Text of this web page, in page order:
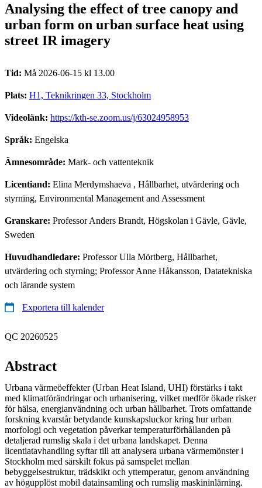
Analysing the effect of tree canopy and
urban form on urban surface heat using
street IR imagery
Tid: Må 2026-06-15 kl 13.00
Plats: H1, Teknikringen 33, Stockholm
Videolänk: https://kth-se.zoom.us/j/63024958953
Språk: Engelska
Ämnesområde: Mark- och vattenteknik
Licentiand: Elina Merdymshaeva , Hållbarhet, utvärdering och
styrning, Environmental Management and Assessment
Granskare: Professor Anders Brandt, Högskolan i Gävle, Gävle,
Sweden
Huvudhandledare: Professor Ulla Mörtberg, Hållbarhet,
utvärdering och styrning; Professor Anne Håkansson, Datatekniska
och lärande system
Exportera till kalender
QC 20260525
Abstract
Urbana värmeöeffekter (Urban Heat Island, UHI) förstärks i takt
med klimatförändringar och urbanisering, vilket medför ökade risker
för hälsa, energianvändning och urban hållbarhet. Trots omfattande
forskning kvarstår betydande kunskapsluckor kring hur urban
morfologi och vegetation påverkar temperaturförhållanden på
detaljerad rumslig skala i det urbana landskapet. Denna
licentiatavhandling syftar till att analysera urbana värmemönster i
Stockholm med särskilt fokus på samspelet mellan
bebyggelsestruktur, trädskikt och yttemperatur, genom användning
av högupplöst mobil datainsamling och rumslig maskininlärning.